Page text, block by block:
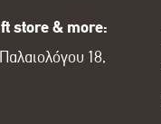
store & more:
18,